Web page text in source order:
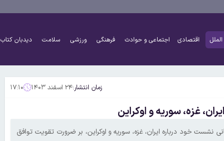
اقتصادی اجتماعی و حوادث فرهنگی ورزشی سلامت دیدبان کتاب
زمان انتشار:۲۴ اسفند ۱۴۰۳ ۱۷:۱۰
پایانی نشست خود درباره ایران، غزه، سوریه و اوکراین، بر ضرورت تقویت توافق